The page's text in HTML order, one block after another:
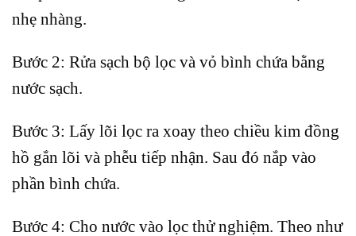
nhẹ nhàng.
Bước 2: Rửa sạch bộ lọc và vỏ bình chứa bằng
nước sạch.
Bước 3: Lấy lõi lọc ra xoay theo chiều kim đồng
hồ gắn lõi và phễu tiếp nhận. Sau đó nắp vào
phần bình chứa.
Bước 4: Cho nước vào lọc thử nghiệm. Theo như